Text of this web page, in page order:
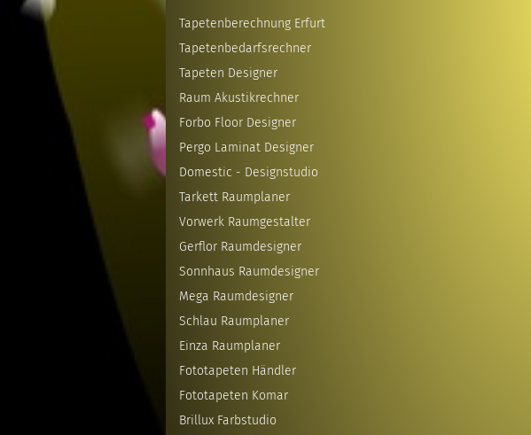
Tapetenberechnung Erfurt
Tapetenbedarfsrechner
Tapeten Designer
Raum Akustikrechner
Forbo Floor Designer
Pergo Laminat Designer
Domestic - Designstudio
Tarkett Raumplaner
Vorwerk Raumgestalter
Gerflor Raumdesigner
Sonnhaus Raumdesigner
Mega Raumdesigner
Schlau Raumplaner
Einza Raumplaner
Fototapeten Händler
Fototapeten Komar
Brillux Farbstudio